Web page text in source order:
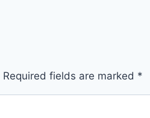
Required fields are marked *